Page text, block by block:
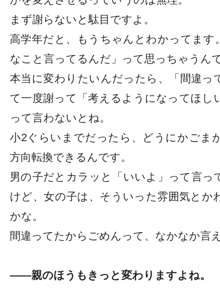
まず謝らないと駄目ですよ。
高学年だと、もうちゃんとわかってます
なこと言ってるんだ」って思っちゃうん
本当に変わりたいんだったら、「間違っ
て一度謝って「考えるようになってほし
って言わないとね。
小2ぐらいまでだったら、どうにかごま
方向転換できるんです。
男の子だとカラッと「いいよ」って言っ
けど、女の子は、そういった雰囲気とか
かな。
間違ってたからごめんって、なかなか言
——親のほうもきっと変わりますよね。